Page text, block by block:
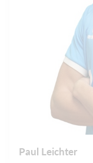
Paul Leichter